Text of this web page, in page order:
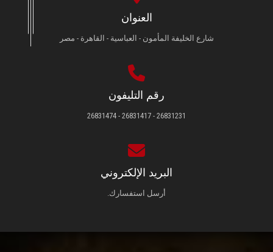
العنوان
شارع الخليفة المأمون - العباسية - القاهرة - مصر
رقم التليفون
26831231 - 26831417 - 26831474
البريد الإلكتروني
أرسل استفسارك.